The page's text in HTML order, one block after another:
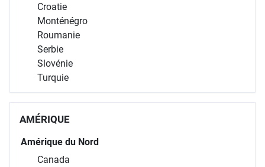
Croatie
Monténégro
Roumanie
Serbie
Slovénie
Turquie
AMÉRIQUE
Amérique du Nord
Canada